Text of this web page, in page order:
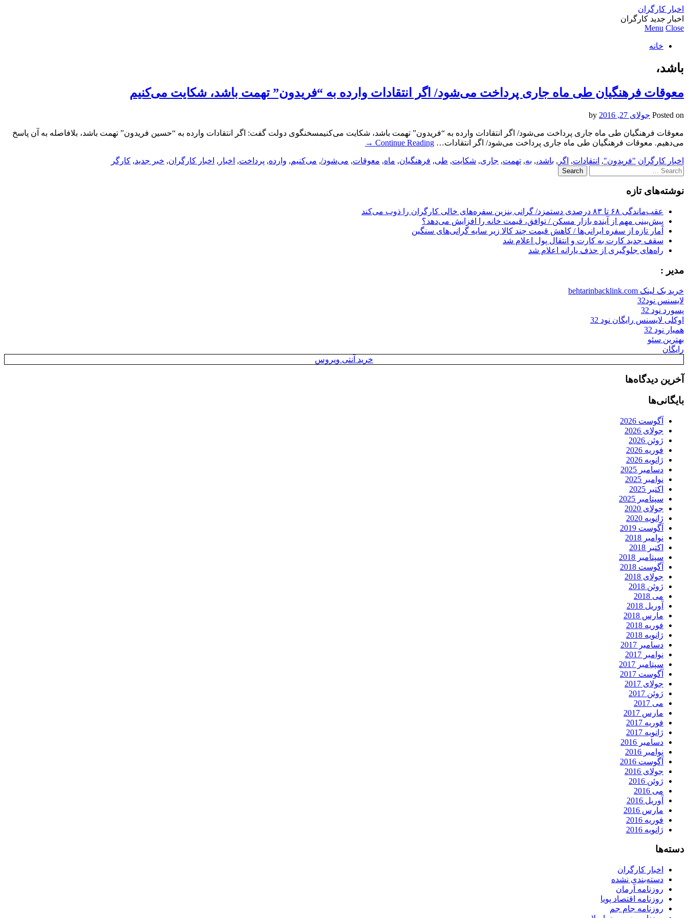
اخبار کارگران
اخبار جدید کارگران
Menu Close
خانه
باشد،
معوقات فرهنگیان طی ماه جاری پرداخت می‌شود/ اگر انتقادات وارده به “فریدون” تهمت باشد، شکایت می‌کنیم
Posted on جولای 27, 2016
معوقات فرهنگیان طی ماه جاری پرداخت می‌شود/ اگر انتقادات وارده به “فریدون” تهمت باشد، شکایت می‌کنیمسخنگوی دولت گفت: اگر انتقادات وارده به “حسین فریدون” تهمت باشد، بلافاصله به آن پاسخ
می‌دهیم. معوقات فرهنگیان طی ماه جاری پرداخت می‌شود/ اگر انتقادات… Continue Reading
→
اخبار کارگران "فریدون", انتقادات, اگر , باشد،, به, تهمت, جاری, شکایت, طی, فرهنگیان, ماه, معوقات, می‌شود/, می‌کنیم, وارده, پرداخت, اخبار , اخبار کارگران, خبر جدید, کارگر
Search
for:
نوشته‌های تازه
عقب‌ماندگی ۶۸ تا ۸۳ درصدی دستمزد/ گرانی بنزین سفره‌های خالی کارگران را ذوب می‌کند
پیش‌بینی مهم از آینده بازار مسکن / توافق، قیمت خانه را افزایش می‌دهد؟
آمار تازه از سفره ایرانی‌ها / کاهش قیمت چند کالا زیر سایه گرانی‌های سنگین
سقف جدید کارت به کارت و انتقال پول اعلام شد
راه‌های جلوگیری از حذف یارانه اعلام شد
مدیر :
خرید بک لینک behtarinbacklink.com
لایسنس نود32
پسورد نود 32
اوکلی لایسنس رایگان نود 32
همیار نود 32
بهترین سئو
رایگان
خرید آنتی ویروس
آخرین دیدگاه‌ها
بایگانی‌ها
آگوست 2026
جولای 2026
ژوئن 2026
فوریه 2026
ژانویه 2026
دسامبر 2025
نوامبر 2025
اکتبر 2025
سپتامبر 2025
جولای 2020
ژانویه 2020
آگوست 2019
نوامبر 2018
اکتبر 2018
سپتامبر 2018
آگوست 2018
جولای 2018
ژوئن 2018
می 2018
آوریل 2018
مارس 2018
فوریه 2018
ژانویه 2018
دسامبر 2017
نوامبر 2017
سپتامبر 2017
آگوست 2017
جولای 2017
ژوئن 2017
می 2017
مارس 2017
فوریه 2017
ژانویه 2017
دسامبر 2016
نوامبر 2016
آگوست 2016
جولای 2016
ژوئن 2016
می 2016
آوریل 2016
مارس 2016
فوریه 2016
ژانویه 2016
دسته‌ها
اخبار کارگران
دسته‌بندی نشده
روزنامه آرمان
روزنامه اقتصاد پویا
روزنامه جام جم